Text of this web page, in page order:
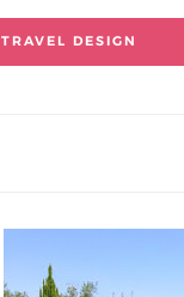
TRAVEL DESIGN